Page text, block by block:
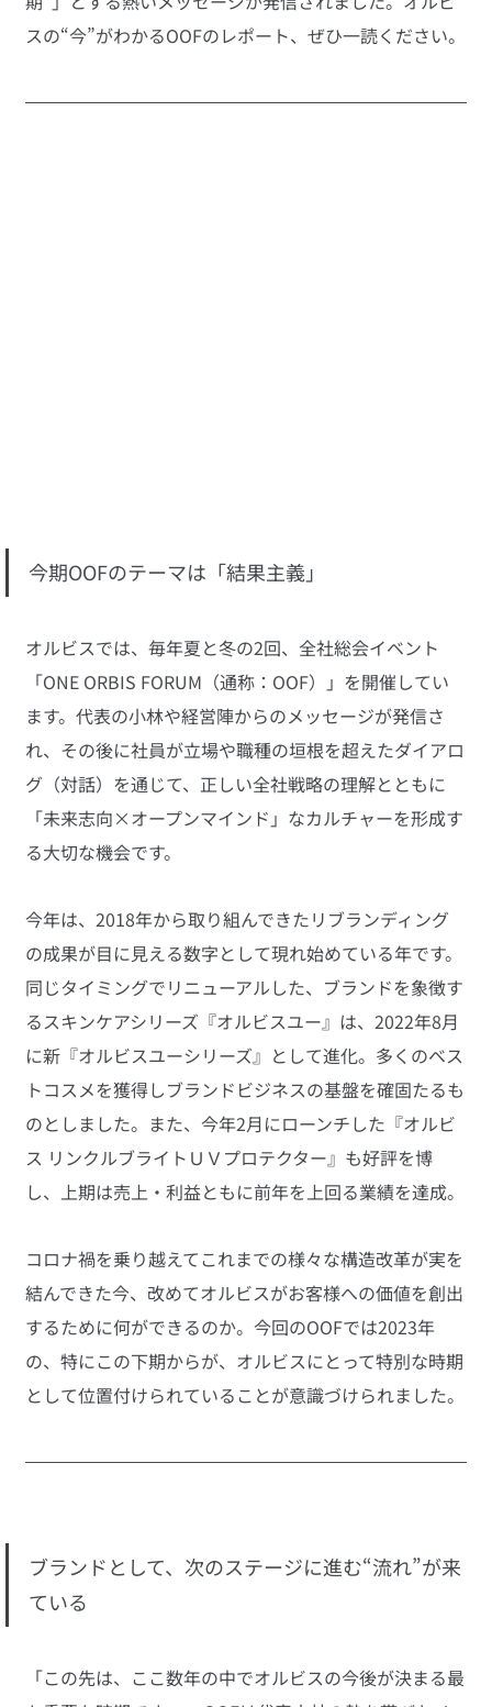
スの“今”がわかるOOFのレポート、ぜひ一読ください。
今期OOFのテーマは「結果主義」
オルビスでは、毎年夏と冬の2回、全社総会イベント
「ONE ORBIS FORUM（通称：OOF）」を開催してい
ます。代表の小林や経営陣からのメッセージが発信さ
れ、その後に社員が立場や職種の垣根を超えたダイアロ
グ（対話）を通じて、正しい全社戦略の理解とともに
「未来志向×オープンマインド」なカルチャーを形成す
る大切な機会です。
今年は、2018年から取り組んできたリブランディング
の成果が目に見える数字として現れ始めている年です。
同じタイミングでリニューアルした、ブランドを象徴す
るスキンケアシリーズ『オルビスユー』は、2022年8月
に新『オルビスユーシリーズ』として進化。多くのベス
トコスメを獲得しブランドビジネスの基盤を確固たるも
のとしました。また、今年2月にローンチした『オルビ
ス リンクルブライトＵＶプロテクター』も好評を博
し、上期は売上・利益ともに前年を上回る業績を達成。
コロナ禍を乗り越えてこれまでの様々な構造改革が実を
結んできた今、改めてオルビスがお客様への価値を創出
するために何ができるのか。今回のOOFでは2023年
の、特にこの下期からが、オルビスにとって特別な時期
として位置付けられていることが意識づけられました。
ブランドとして、次のステージに進む“流れ”が来
ている
「この先は、ここ数年の中でオルビスの今後が決まる最